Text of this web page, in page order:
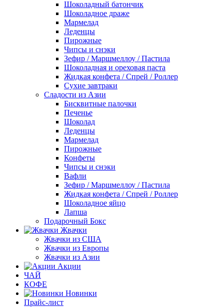
Шоколадный батончик
Шоколадное драже
Мармелад
Леденцы
Пирожные
Чипсы и снэки
Зефир / Маршмеллоу / Пастила
Шоколадная и ореховая паста
Жидкая конфета / Спрей / Роллер
Сухие завтраки
Сладости из Азии
Бисквитные палочки
Печенье
Шоколад
Леденцы
Мармелад
Пирожные
Конфеты
Чипсы и снэки
Вафли
Зефир / Маршмеллоу / Пастила
Жидкая конфета / Спрей / Роллер
Шоколадное яйцо
Лапша
Подарочный Бокс
Жвачки
Жвачки из США
Жвачки из Европы
Жвачки из Азии
Акции
ЧАЙ
КОФЕ
Новинки
Прайс-лист